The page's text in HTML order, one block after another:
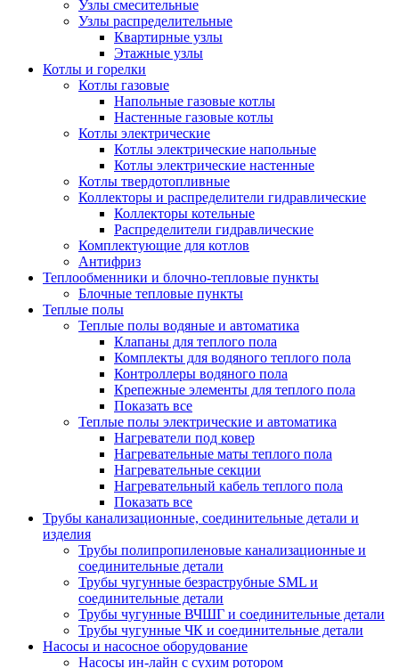
Узлы смесительные
Узлы распределительные
Квартирные узлы
Этажные узлы
Котлы и горелки
Котлы газовые
Напольные газовые котлы
Настенные газовые котлы
Котлы электрические
Котлы электрические напольные
Котлы электрические настенные
Котлы твердотопливные
Коллекторы и распределители гидравлические
Коллекторы котельные
Распределители гидравлические
Комплектующие для котлов
Антифриз
Теплообменники и блочно-тепловые пункты
Блочные тепловые пункты
Теплые полы
Теплые полы водяные и автоматика
Клапаны для теплого пола
Комплекты для водяного теплого пола
Контроллеры водяного пола
Крепежные элементы для теплого пола
Показать все
Теплые полы электрические и автоматика
Нагреватели под ковер
Нагревательные маты теплого пола
Нагревательные секции
Нагревательный кабель теплого пола
Показать все
Трубы канализационные, соединительные детали и
изделия
Трубы полипропиленовые канализационные и
соединительные детали
Трубы чугунные безраструбные SML и
соединительные детали
Трубы чугунные ВЧШГ и соединительные детали
Трубы чугунные ЧК и соединительные детали
Насосы и насосное оборудование
Насосы ин-лайн с сухим ротором